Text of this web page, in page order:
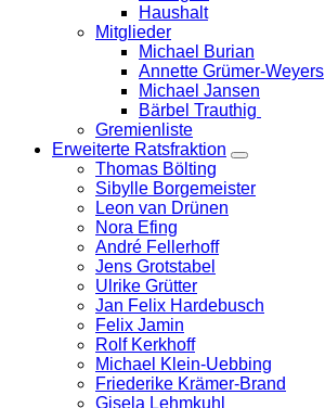
Haushalt
Mitglieder
Michael Burian
Annette Grümer-Weyers
Michael Jansen
Bärbel Trauthig
Gremienliste
Erweiterte Ratsfraktion
Zeige
Untermenü
Thomas Bölting
Sibylle Borgemeister
Leon van Drünen
Nora Efing
André Fellerhoff
Jens Grotstabel
Ulrike Grütter
Jan Felix Hardebusch
Felix Jamin
Rolf Kerkhoff
Michael Klein-Uebbing
Friederike Krämer-Brand
Gisela Lehmkuhl